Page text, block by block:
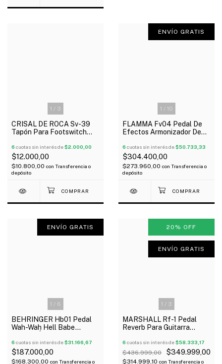
1 / 3
CRISAL DE ROCA Sv-39
Tapón Para Footswitch
6 cuotas sin interés de$2.000,00
$12.000,00
$10.800,00 con Transferencia o
depósito
1 / 10
ENVÍO GRATIS
FLAMMA Fv04 Pedal De
Efectos Armonizador De
6 cuotas sin interés de$50.733,33
$304.400,00
$273.960,00 con Transferencia o
depósito
1 / 6
ENVÍO GRATIS
BEHRINGER Hb01 Pedal
Wah-Wah Hell Babe
Oferta!
6 cuotas sin interés de$31.166,67
$187.000,00
$168.300,00 con Transferencia o
1 / 3
20 % OFF
ENVÍO GRATIS
MARSHALL Rf-1 Pedal
Reverb Para Guitarra
Oferta!
6 cuotas sin interés de$58.333,17
$436.999,00 $349.999,00
$314.999,10 con Transferencia o